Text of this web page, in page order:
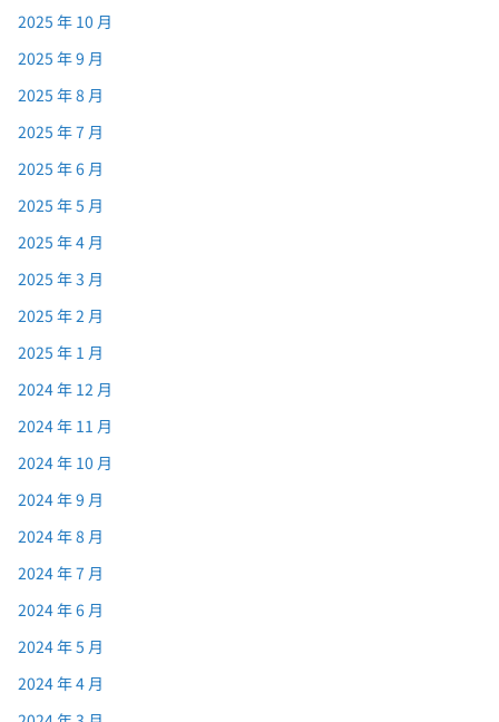
2025 年 10 月
2025 年 9 月
2025 年 8 月
2025 年 7 月
2025 年 6 月
2025 年 5 月
2025 年 4 月
2025 年 3 月
2025 年 2 月
2025 年 1 月
2024 年 12 月
2024 年 11 月
2024 年 10 月
2024 年 9 月
2024 年 8 月
2024 年 7 月
2024 年 6 月
2024 年 5 月
2024 年 4 月